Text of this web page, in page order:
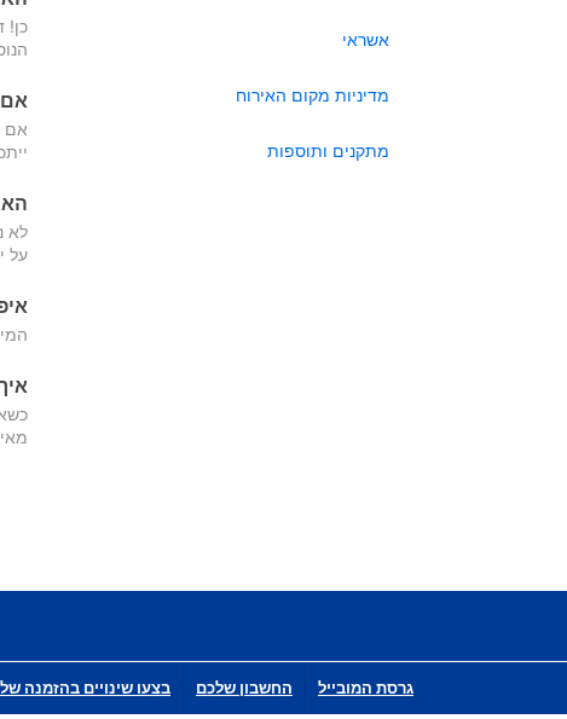
אשראי
מדיניות מקום האירוח
מתקנים ותוספות
כן!
אם
אם
לא
על
מאיתנו
גרסת המובייל החשבון שלכם בצעו שינויים בהזמנה